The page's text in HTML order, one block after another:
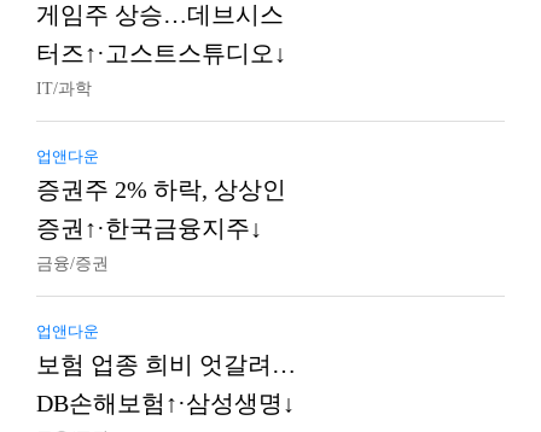
게임주 상승…데브시스
터즈↑·고스트스튜디오↓
IT/과학
업앤다운
증권주 2% 하락, 상상인
증권↑·한국금융지주↓
금융/증권
업앤다운
보험 업종 희비 엇갈려…
DB손해보험↑·삼성생명↓